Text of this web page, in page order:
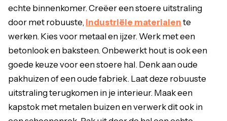
echte binnenkomer. Creëer een stoere uitstraling
door met robuuste, industriële materialen te
werken. Kies voor metaal en ijzer. Werk met een
betonlook en baksteen. Onbewerkt hout is ook een
goede keuze voor een stoere hal. Denk aan oude
pakhuizen of een oude fabriek. Laat deze robuuste
uitstraling terugkomen in je interieur. Maak een
kapstok met metalen buizen en verwerk dit ook in